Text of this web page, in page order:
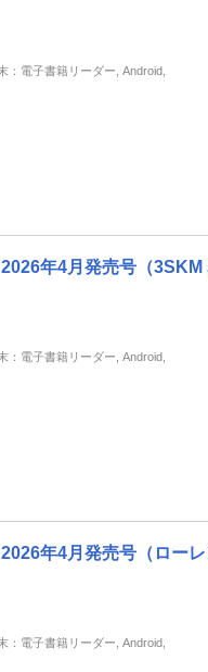
：電子書籍リーダー, Android,
年4月発売号（
：電子書籍リーダー, Android,
年4月発売号（ロー
：電子書籍リーダー, Android,